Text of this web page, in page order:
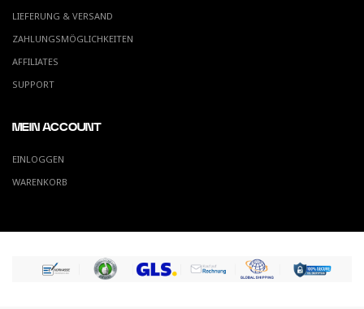
LIEFERUNG & VERSAND
ZAHLUNGSMÖGLICHKEITEN
AFFILIATES
SUPPORT
MEIN ACCOUNT
EINLOGGEN
WARENKORB